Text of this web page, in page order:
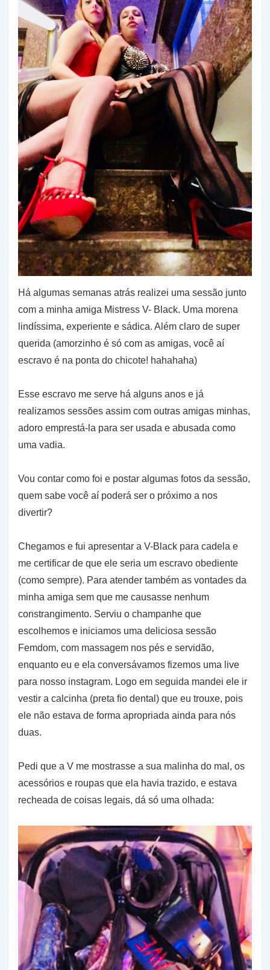
Há algumas semanas atrás realizei uma sessão junto
com a minha amiga Mistress V- Black. Uma morena
lindíssima, experiente e sádica. Além claro de super
querida (amorzinho é só com as amigas, você aí
escravo é na ponta do chicote! hahahaha)
Esse escravo me serve há alguns anos e já
realizamos sessões assim com outras amigas minhas,
adoro emprestá-la para ser usada e abusada como
uma vadia.
Vou contar como foi e postar algumas fotos da sessão,
quem sabe você aí poderá ser o próximo a nos
divertir?
Chegamos e fui apresentar a V-Black para cadela e
me certificar de que ele seria um escravo obediente
(como sempre). Para atender também as vontades da
minha amiga sem que me causasse nenhum
constrangimento. Serviu o champanhe que
escolhemos e iniciamos uma deliciosa sessão
Femdom, com massagem nos pés e servidão,
enquanto eu e ela conversávamos fizemos uma live
para nosso instagram. Logo em seguida mandei ele ir
vestir a calcinha (preta fio dental) que eu trouxe, pois
ele não estava de forma apropriada ainda para nós
duas.
Pedi que a V me mostrasse a sua malinha do mal, os
acessórios e roupas que ela havia trazido, e estava
recheada de coisas legais, dá só uma olhada: